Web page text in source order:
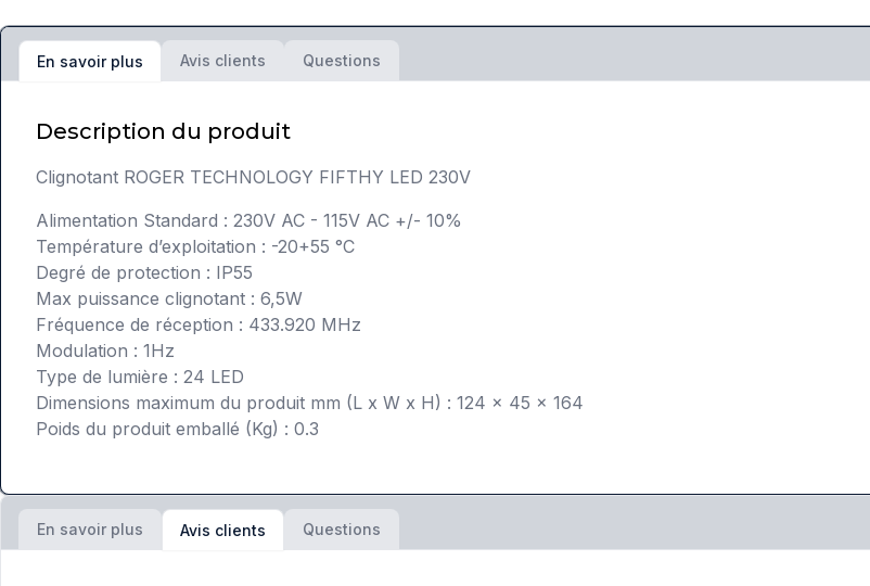
En savoir plus Avis clients Questions
Description du produit
Clignotant ROGER TECHNOLOGY FIFTHY LED 230V
Alimentation Standard : 230V AC - 115V AC +/- 10%
Température d’exploitation : -20+55 °C
Degré de protection : IP55
Max puissance clignotant : 6,5W
Fréquence de réception : 433.920 MHz
Modulation : 1Hz
Type de lumière : 24 LED
Dimensions maximum du produit mm (L x W x H) : 124 x 45 x 164
Poids du produit emballé (Kg) : 0.3
En savoir plus Avis clients Questions